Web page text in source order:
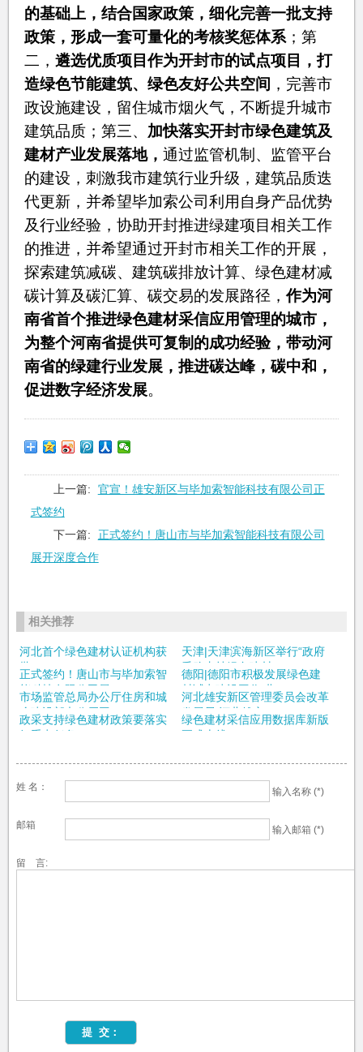
的基础上，结合国家政策，细化完善一批支持
政策，形成一套可量化的考核奖惩体系；第
二， 遴选优质项目作为开封市的试点项目，打
造绿色节能建筑、绿色友好公共空间 ，完善市
政设施建设，留住城市烟火气，不断提升城市
建筑品质；第三、 加快落实开封市绿色建筑及
建材产业发展落地， 通过监管机制、监管平台
的建设，刺激我市建筑行业升级，建筑品质迭
代更新，并希望毕加索公司利用自身产品优势
及行业经验，协助开封推进绿建项目相关工作
的推进，并希望通过开封市相关工作的开展，
探索建筑减碳、建筑碳排放计算、绿色建材减
碳计算及碳汇算、碳交易的发展路径，作为河
南省首个推进绿色建材采信应用管理的城市，
为整个河南省提供可复制的成功经验，带动河
南省的绿建行业发展，推进碳达峰，碳中和，
促进数字经济发展。
上一篇:
官宣！雄安新区与毕加索智能科技有限公司正
式签约
下一篇:
正式签约！唐山市与毕加索智能科技有限公司
展开深度合作
相关推荐
河北首个绿色建材认证机构获
批
天津|天津滨海新区举行“政府
采购支持绿色建材...
正式签约！唐山市与毕加索智
能科技有限公司展...
德阳|德阳市积极发展绿色建
材试点建设工作 北...
市场监管总局办公厅住房和城
乡建设部办公厅工...
河北雄安新区管理委员会改革
发展局 河北雄安...
政采支持绿色建材政策要落实
好重点任务​
绿色建材采信应用数据库新版
正式上线
姓 名： 输入名称 (*)
邮箱 输入邮箱 (*)
留 言: